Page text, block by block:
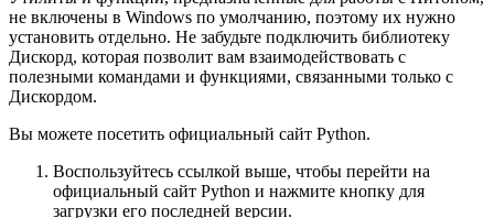
не включены в Windows по умолчанию, поэтому их нужно
установить отдельно. Не забудьте подключить библиотеку
Дискорд, которая позволит вам взаимодействовать с
полезными командами и функциями, связанными только с
Дискордом.
Вы можете посетить официальный сайт Python.
Воспользуйтесь ссылкой выше, чтобы перейти на
официальный сайт Python и нажмите кнопку для
загрузки его последней версии.